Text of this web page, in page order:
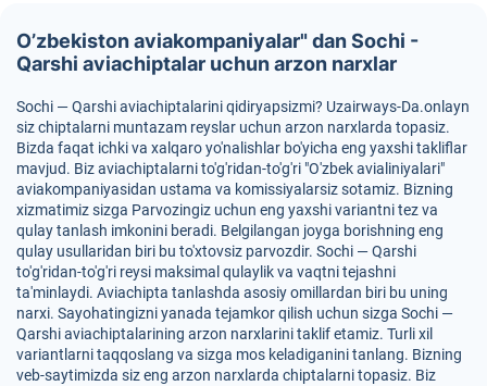
O’zbekiston aviakompaniyalar" dan Sochi -
Qarshi aviachiptalar uchun arzon narxlar
Sochi — Qarshi aviachiptalarini qidiryapsizmi? Uzairways-Da.onlayn
siz chiptalarni muntazam reyslar uchun arzon narxlarda topasiz.
Bizda faqat ichki va xalqaro yo'nalishlar bo'yicha eng yaxshi takliflar
mavjud. Biz aviachiptalarni to'g'ridan-to'g'ri "O'zbek avialiniyalari"
aviakompaniyasidan ustama va komissiyalarsiz sotamiz. Bizning
xizmatimiz sizga Parvozingiz uchun eng yaxshi variantni tez va
qulay tanlash imkonini beradi. Belgilangan joyga borishning eng
qulay usullaridan biri bu to'xtovsiz parvozdir. Sochi — Qarshi
to'g'ridan-to'g'ri reysi maksimal qulaylik va vaqtni tejashni
ta'minlaydi. Aviachipta tanlashda asosiy omillardan biri bu uning
narxi. Sayohatingizni yanada tejamkor qilish uchun sizga Sochi —
Qarshi aviachiptalarining arzon narxlarini taklif etamiz. Turli xil
variantlarni taqqoslang va sizga mos keladiganini tanlang. Bizning
veb-saytimizda siz eng arzon narxlarda chiptalarni topasiz. Biz